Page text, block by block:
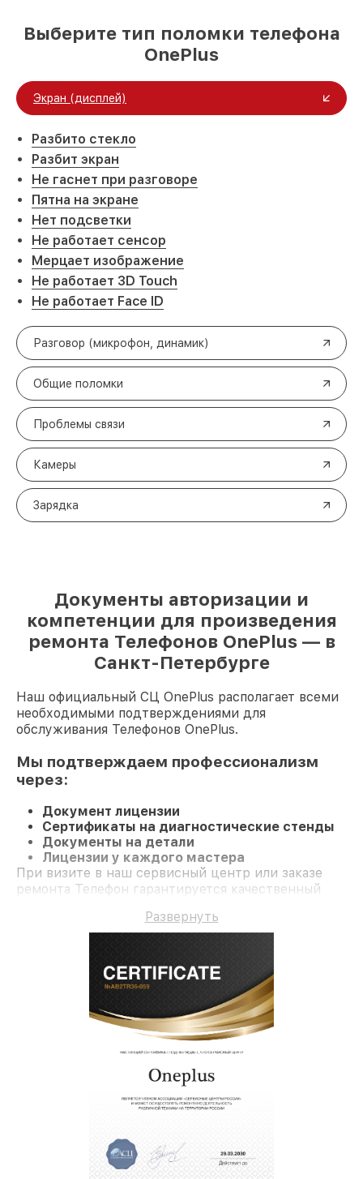
Выберите тип поломки телефона
OnePlus
Экран (дисплей)
Разбито стекло
Разбит экран
Не гаснет при разговоре
Пятна на экране
Нет подсветки
Не работает сенсор
Мерцает изображение
Не работает 3D Touch
Не работает Face ID
Разговор (микрофон, динамик)
Общие поломки
Проблемы связи
Камеры
Зарядка
Документы авторизации и
компетенции для произведения
ремонта Телефонов OnePlus — в
Санкт-Петербурге
Наш официальный СЦ OnePlus располагает всеми
необходимыми подтверждениями для
обслуживания Телефонов OnePlus.
Мы подтверждаем профессионализм
через:
Документ лицензии
Сертификаты на диагностические стенды
Документы на детали
Лицензии у каждого мастера
При визите в наш сервисный центр или заказе
ремонта Телефон гарантируется качественный
Развернуть